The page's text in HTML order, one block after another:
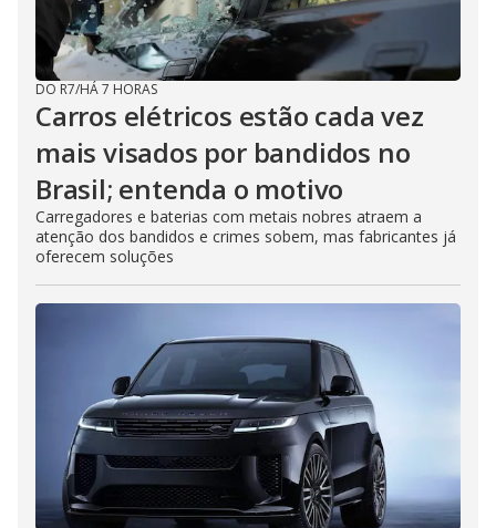
DO R7/HÁ 7 HORAS
Carros elétricos estão cada vez
mais visados por bandidos no
Brasil; entenda o motivo
Carregadores e baterias com metais nobres atraem a
atenção dos bandidos e crimes sobem, mas fabricantes já
oferecem soluções